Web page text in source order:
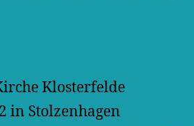
Klosterfelde
in Stolzenhagen